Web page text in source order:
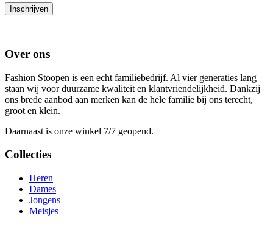
Over ons
Fashion Stoopen is een echt familiebedrijf. Al vier generaties lang
staan wij voor duurzame kwaliteit en klantvriendelijkheid. Dankzij
ons brede aanbod aan merken kan de hele familie bij ons terecht,
groot en klein.
Daarnaast is onze winkel 7/7 geopend.
Collecties
Heren
Dames
Jongens
Meisjes